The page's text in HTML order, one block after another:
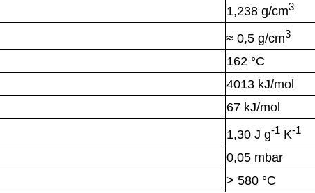
1,238 g/cm3
≈ 0,5 g/cm3
162 °C
4013 kJ/mol
67 kJ/mol
1,30 J g-1 K-1
0,05 mbar
> 580 °C